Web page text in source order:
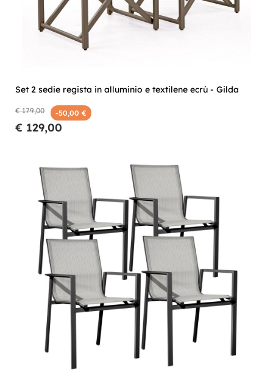
Set 2 sedie regista in alluminio e textilene ecrù - Gilda
€ 179,00 -50,00 €
€ 129,00